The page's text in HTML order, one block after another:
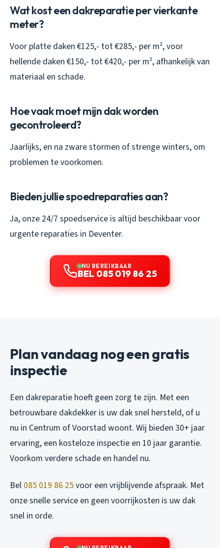
Wat kost een dakreparatie per vierkante
meter?
Voor platte daken €125,- tot €285,- per m², voor
hellende daken €150,- tot €420,- per m², afhankelijk van
materiaal en schade.
Hoe vaak moet mijn dak worden
gecontroleerd?
Jaarlijks, en na zware stormen of strenge winters, om
problemen te voorkomen.
Bieden jullie spoedreparaties aan?
Ja, onze 24/7 spoedservice is altijd beschikbaar voor
urgente reparaties in Deventer.
NU BEREIKBAAR
BEL 085 019 86 25
Plan vandaag nog een gratis
inspectie
Een dakreparatie hoeft geen zorg te zijn. Met een
betrouwbare dakdekker is uw dak snel hersteld, of u
nu in Centrum of Voorstad woont. Wij bieden 30+ jaar
ervaring, een kosteloze inspectie en 10 jaar garantie.
Voorkom verdere schade en handel nu.
Bel 085 019 86 25voor een vrijblijvende afspraak. Met
onze snelle service en geen voorrijkosten is uw dak
snel in orde.